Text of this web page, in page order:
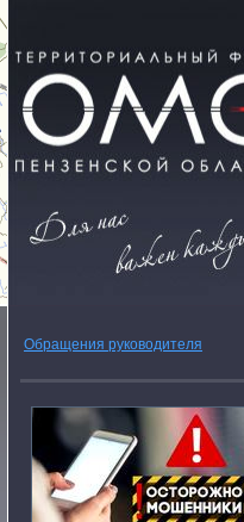
Обращения руководителя